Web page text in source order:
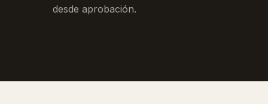
desde aprobación.